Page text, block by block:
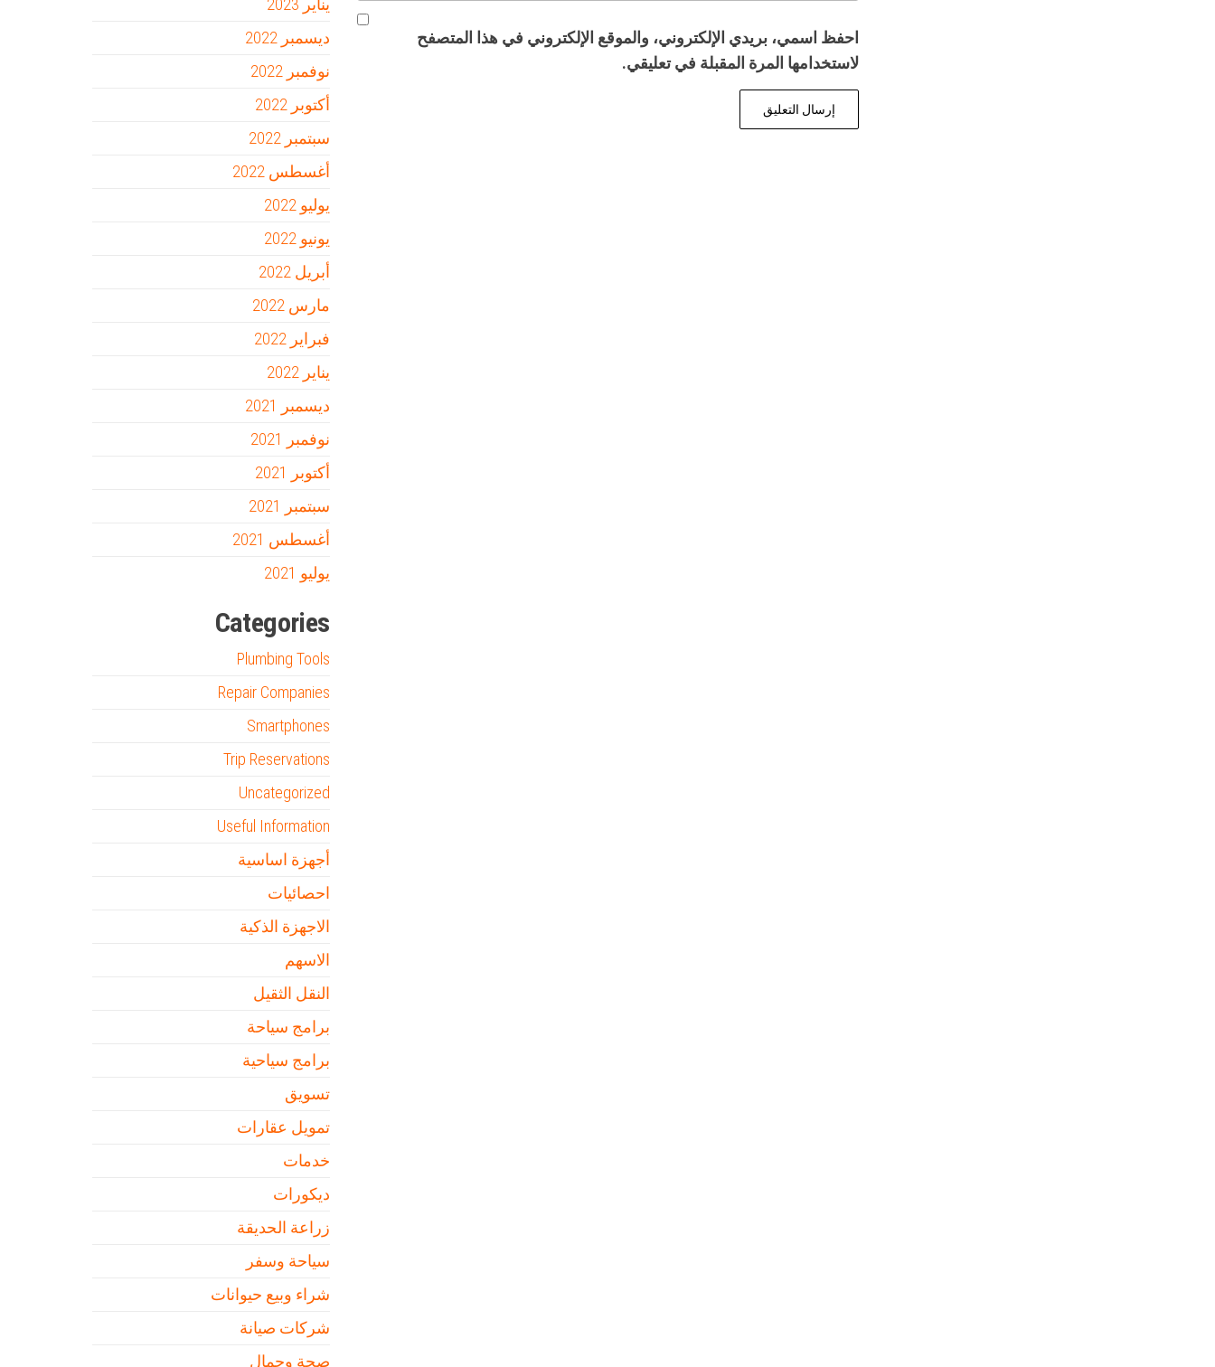
احفظ اسمي، بريدي الإلكتروني، والموقع الإلكتروني في هذا المتصفح
لاستخدامها المرة المقبلة في تعليقي.
يناير 2023
ديسمبر 2022
نوفمبر 2022
أكتوبر 2022
سبتمبر 2022
أغسطس 2022
يوليو 2022
يونيو 2022
أبريل 2022
مارس 2022
فبراير 2022
يناير 2022
ديسمبر 2021
نوفمبر 2021
أكتوبر 2021
سبتمبر 2021
أغسطس 2021
يوليو 2021
Categories
Plumbing Tools
Repair Companies
Smartphones
Trip Reservations
Uncategorized
Useful Information
أجهزة اساسية
احصائيات
الاجهزة الذكية
الاسهم
النقل الثقيل
برامج سياحة
برامج سياحية
تسويق
تمويل عقارات
خدمات
ديكورات
زراعة الحديقة
سياحة وسفر
شراء وبيع حيوانات
شركات صيانة
صحة وجمال